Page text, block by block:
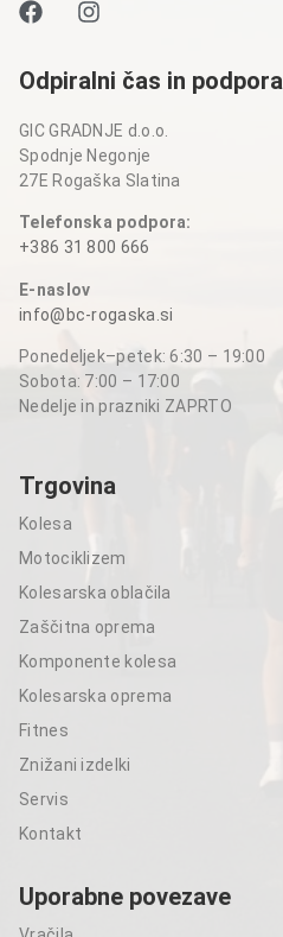
Odpiralni čas in podpora
GIC GRADNJE d.o.o.
Spodnje Negonje
27E Rogaška Slatina
Telefonska podpora:
+386 31 800 666
E-naslov
info@bc-rogaska.si
Ponedeljek–petek: 6:30 – 19:00
Sobota: 7:00 – 17:00
Nedelje in prazniki ZAPRTO
Trgovina
Kolesa
Motociklizem
Kolesarska oblačila
Zaščitna oprema
Komponente kolesa
Kolesarska oprema
Fitnes
Znižani izdelki
Servis
Kontakt
Uporabne povezave